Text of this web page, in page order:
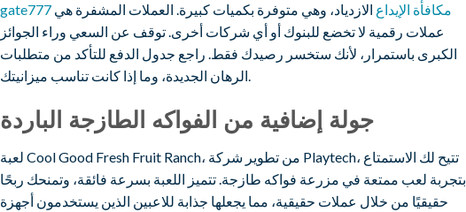
gate777 مكافأة الإيداع الازدياد، وهي متوفرة بكميات كبيرة. العملات المشفرة هي
عملات رقمية لا تخضع للبنوك أو أي شركات أخرى. توقف عن السعي وراء الجوائز
الكبرى باستمرار، لأنك ستخسر رصيدك فقط. راجع جدول الدفع للتأكد من متطلبات
الرهان الجديدة، وما إذا كانت تناسب ميزانيتك.
جولة إضافية من الفواكه الطازجة الباردة
لعبة Cool Good Fresh Fruit Ranch، من تطوير شركة Playtech، تتيح لك الاستمتاع
بتجربة لعب ممتعة في مزرعة فواكه طازجة. تتميز اللعبة بسرعة فائقة، وتمنحك ربحًا
حقيقيًا من خلال عملات حقيقية، مما يجعلها جذابة للاعبين الذين يستخدمون أجهزة